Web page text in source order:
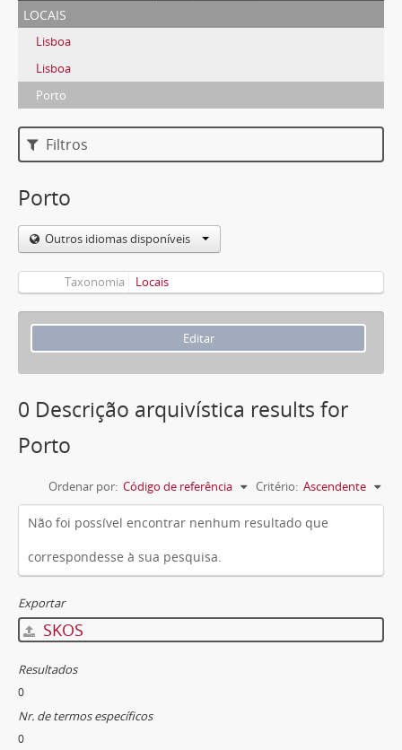
locais
Lisboa
Lisboa
Porto
Filtros
Porto
Outros idiomas disponíveis
Taxonomia Locais
Editar
0 Descrição arquivística results for
Porto
Ordenar por: Código de referência Critério: Ascendente
Não foi possível encontrar nenhum resultado que
correspondesse à sua pesquisa.
Exportar
SKOS
Resultados
0
Nr. de termos específicos
0